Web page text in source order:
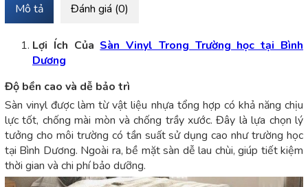
Mô tả Đánh giá (0)
Lợi Ích Của Sàn Vinyl Trong Trường học tại Bình
Dương
Độ bền cao và dễ bảo trì
Sàn vinyl được làm từ vật liệu nhựa tổng hợp có khả năng chịu
lực tốt, chống mài mòn và chống trầy xước. Đây là lựa chọn lý
tưởng cho môi trường có tần suất sử dụng cao như trường học
tại Bình Dương. Ngoài ra, bề mặt sàn dễ lau chùi, giúp tiết kiệm
thời gian và chi phí bảo dưỡng.